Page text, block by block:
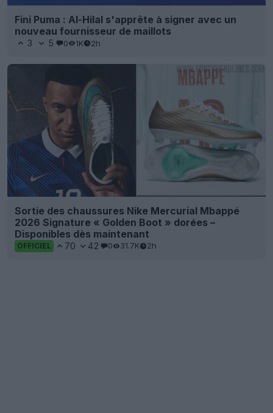
Fini Puma : Al-Hilal s'apprête à signer avec un
nouveau fournisseur de maillots
3 5 0 1K 2h
Sortie des chaussures Nike Mercurial Mbappé
2026 Signature « Golden Boot » dorées –
Disponibles dès maintenant
OFFICIEL 70 42 0 31.7K 2h